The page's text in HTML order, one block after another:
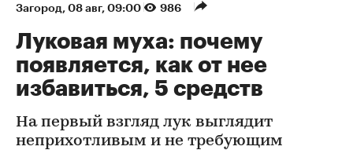
Загород 08 авг, 09:00 986
Луковая муха: почему
появляется, как от нее
избавиться, 5 средств
На первый взгляд лук выглядит
неприхотливым и не требующим